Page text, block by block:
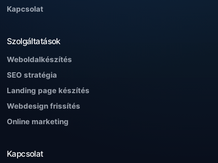
Kapcsolat
Szolgáltatások
Weboldalkészítés
SEO stratégia
Landing page készítés
Webdesign frissítés
Online marketing
Kapcsolat